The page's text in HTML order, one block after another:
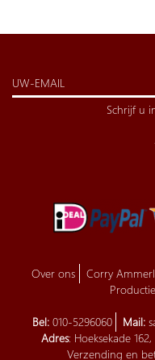
Schrijf u
Over ons Corry
Bel: 010-5296060 Mail:
Adres: Hoeksekade 162,
Verzending en